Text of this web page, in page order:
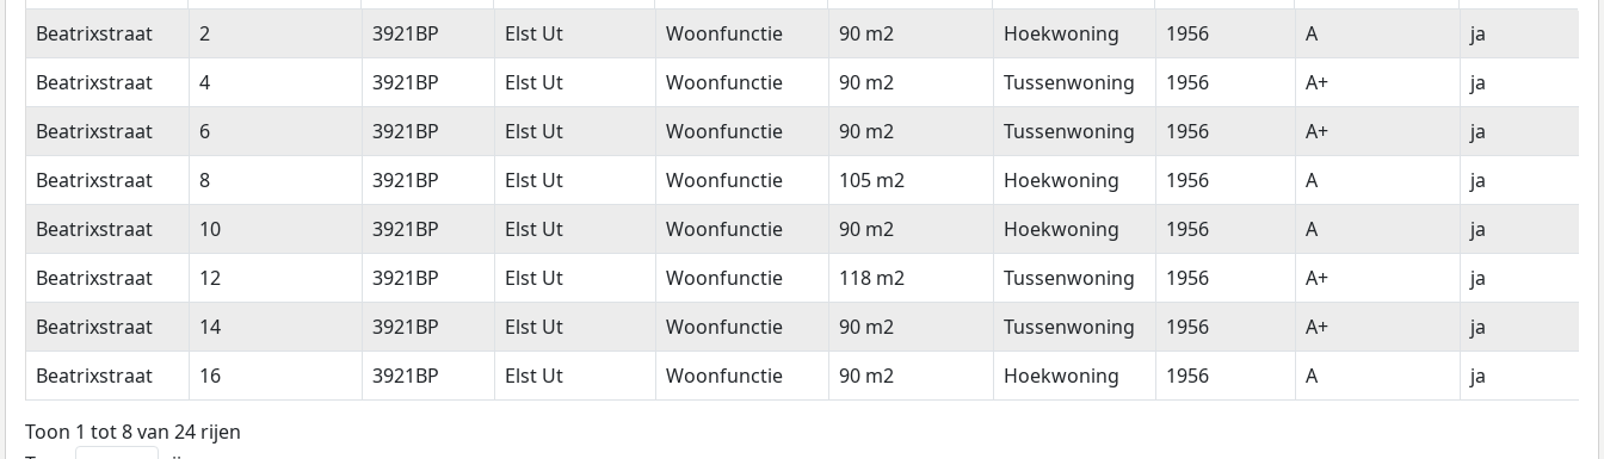
Straatnaam
Huisnummer Postcode Woonplaats Gebruiksdoel Oppervlakte Woningtype Bouwjaar Energielabel
Bebouwde
kom
Beatrixstraat 2 3921BP Elst Ut Woonfunctie 90 m2 Hoekwoning 1956 A
ja
Beatrixstraat
4 3921BP Elst Ut Woonfunctie 90 m2 Tussenwoning 1956 A+
ja
Beatrixstraat
6 3921BP Elst Ut Woonfunctie 90 m2 Tussenwoning 1956 A+
ja
Beatrixstraat
8 3921BP Elst Ut Woonfunctie 105 m2 Hoekwoning 1956 A
ja
Beatrixstraat
10 3921BP Elst Ut Woonfunctie 90 m2 Hoekwoning 1956 A
ja
Beatrixstraat
12 3921BP Elst Ut Woonfunctie 118 m2 Tussenwoning 1956 A+
ja
Beatrixstraat
14 3921BP Elst Ut Woonfunctie 90 m2 Tussenwoning 1956 A+
ja
Beatrixstraat
16 3921BP Elst Ut Woonfunctie 90 m2 Hoekwoning 1956 A ja
Toon 1 tot 8 van 24 rijen